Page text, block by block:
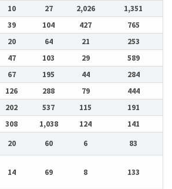
10 27 2,026
1,351
39 104 427
765
20 64 21
253
47 103 29
589
67 195 44
284
126 288 79
444
202 537 115
191
308 1,038 124
141
20 60 6 83
14 69 8 133